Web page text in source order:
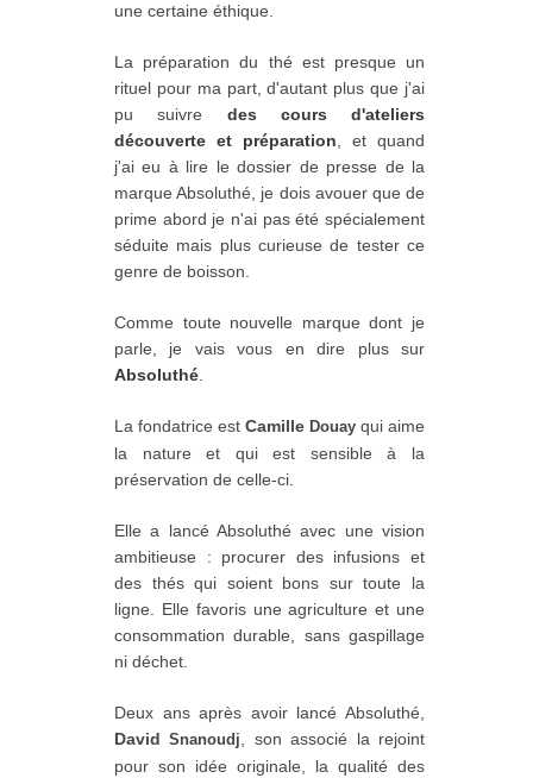
une certaine éthique.
La préparation du thé est presque un
rituel pour ma part, d'autant plus que j'ai
pu suivre des cours d'ateliers
découverte et préparation , et quand
j'ai eu à lire le dossier de presse de la
marque Absoluthé, je dois avouer que de
prime abord je n'ai pas été spécialement
séduite mais plus curieuse de tester ce
genre de boisson.
Comme toute nouvelle marque dont je
parle, je vais vous en dire plus sur
Absoluthé
La fondatrice est Camille Douay qui aime
la nature et qui est sensible à la
préservation de celle-ci.
Elle a lancé Absoluthé avec une vision
ambitieuse : procurer des infusions et
des thés qui soient bons sur toute la
ligne. Elle favoris une agriculture et une
consommation durable, sans gaspillage
ni déchet.
Deux ans après avoir lancé Absoluthé,
DavidSnanoudj
, son associé la rejoint
pour son idée originale, la qualité des